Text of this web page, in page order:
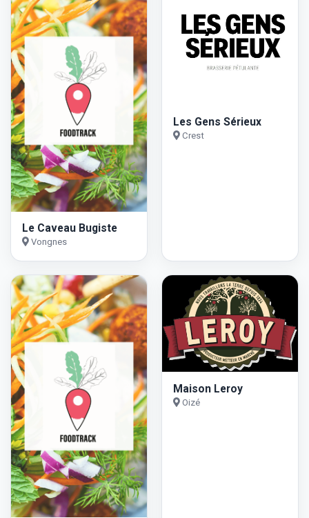
Le Caveau Bugiste
Vongnes
Les Gens Sérieux
Crest
Maison Leroy
Oizé